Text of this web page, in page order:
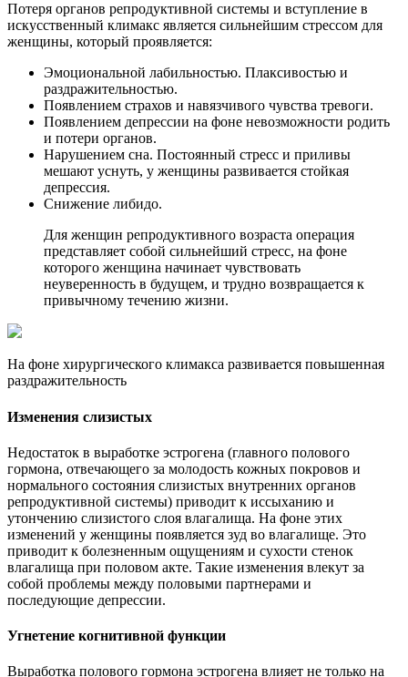
Потеря органов репродуктивной системы и вступление в
искусственный климакс является сильнейшим стрессом для
женщины, который проявляется:
Эмоциональной лабильностью. Плаксивостью и
раздражительностью.
Появлением страхов и навязчивого чувства тревоги.
Появлением депрессии на фоне невозможности родить
и потери органов.
Нарушением сна. Постоянный стресс и приливы
мешают уснуть, у женщины развивается стойкая
депрессия.
Снижение либидо.
Для женщин репродуктивного возраста операция
представляет собой сильнейший стресс, на фоне
которого женщина начинает чувствовать
неуверенность в будущем, и трудно возвращается к
привычному течению жизни.
На фоне хирургического климакса развивается повышенная
раздражительность
Изменения слизистых
Недостаток в выработке эстрогена (главного полового
гормона, отвечающего за молодость кожных покровов и
нормального состояния слизистых внутренних органов
репродуктивной системы) приводит к иссыханию и
утончению слизистого слоя влагалища. На фоне этих
изменений у женщины появляется зуд во влагалище. Это
приводит к болезненным ощущениям и сухости стенок
влагалища при половом акте. Такие изменения влекут за
собой проблемы между половыми партнерами и
последующие депрессии.
Угнетение когнитивной функции
Выработка полового гормона эстрогена влияет не только на